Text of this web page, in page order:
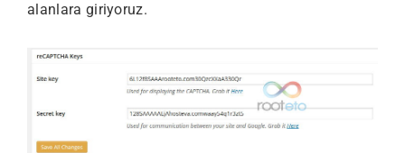
alanlara giriyoruz.